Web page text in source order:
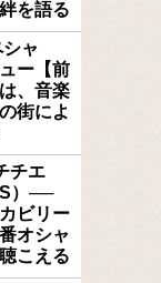
を語る
ャ
ー【前
、音楽
街によ
チエ
）──
ビリー
オシャ
こえる